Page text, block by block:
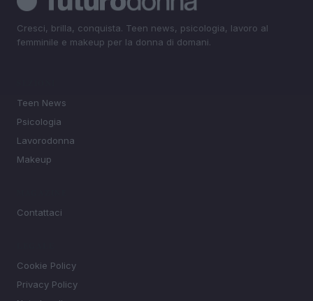
Cresci, brilla, conquista. Teen news, psicologia, lavoro al
femminile e makeup per la donna di domani.
Teen News
Psicologia
Lavorodonna
Makeup
Contattaci
Cookie Policy
Privacy Policy